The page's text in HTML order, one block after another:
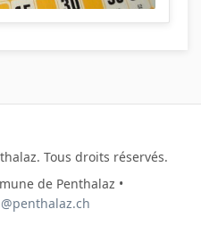
Tous droits réservés.
de Penthalaz •